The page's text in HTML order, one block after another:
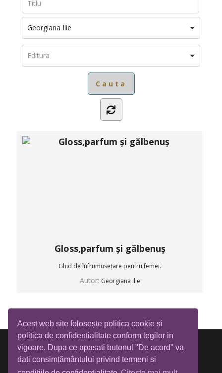
Acest web site folosește politica cookie si
politica de confidentialitate conform legilor in
vigoare. Dupa ce apasati butonul "De acord" va
dati consimțământului privind termeni si
Georgiana Ilie
Gloss,parfum și gălbenuș
Ghid de înfrumusețare pentru femei.
Autor: Georgiana Ilie